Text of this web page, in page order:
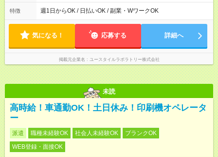
の間で8時間勤務（休憩時間は法定通り） ※週1日～OK ／ 夜勤
なし ＊＊ 勤務時間例 ＊＊ ■8時から17時 ■9時から18時 ■10
定（毎週同じ曜日勤務）
特徴 週1日からOK / 日払いOK / 副業・WワークOK
気になる！ 応募する 詳細へ
掲載元企業名 ユースタイルラボラトリー株式会社
未読
高時給！車通勤OK！土日休み！印刷機オペレータ
ー
派遣 職種未経験OK 社会人未経験OK
ブランクOK
WEB登録・面接OK